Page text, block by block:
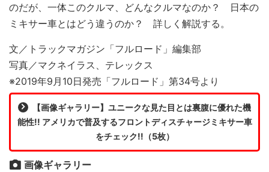
のだが、一体このクルマ、どんなクルマなのか？ 日本の
ミキサー車とはどう違うのか？ 詳しく解説する。
文／トラックマガジン「フルロード」編集部
写真／マクネイラス、テレックス
※2019年9月10日発売「フルロード」第34号より
【画像ギャラリー】ユニークな見た目とは裏腹に優れた機
能性!! アメリカで普及するフロントディスチャージミキサー車
をチェック!!（5枚）
画像ギャラリー